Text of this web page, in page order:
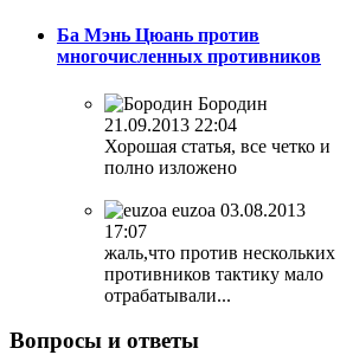
Ба Мэнь Цюань против
многочисленных противников
Бородин
21.09.2013 22:04
Хорошая статья, все четко и
полно изложено
euzoa 03.08.2013
17:07
жаль,что против нескольких
противников тактику мало
отрабатывали...
Вопросы и ответы